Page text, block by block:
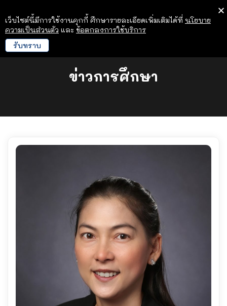
ข่าวการศึกษา
เว็บไซต์นี้มีการใช้งานคุกกี้ ศึกษารายละเอียดเพิ่มเติมได้ที่ นโยบาย
ความเป็นส่วนตัว และ ข้อตกลงการใช้บริการ
รับทราบ